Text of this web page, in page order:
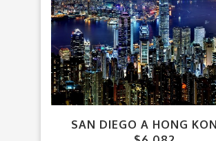
SAN DIEGO A HONG